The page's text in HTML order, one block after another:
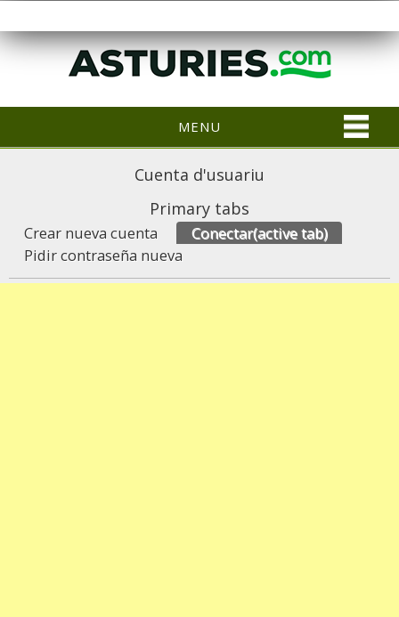
MENU
Cuenta d'usuariu
Primary tabs
Crear nueva cuenta Conectar(active tab)
Pidir contraseña nueva